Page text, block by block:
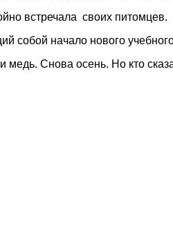
встречала своих питомцев.
собой начало нового
Снова осень. Но кто